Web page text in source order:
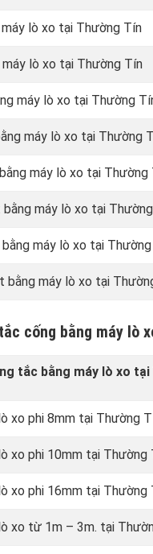
lò xo tại Thường Tín
lò xo tại Thường Tín
máy lò xo tại Thường
máy lò xo tại Thường
máy lò xo tại Thường
máy lò xo tại
máy lò xo tại
bằng máy lò xo tại
cống bằng máy lò
tắc bằng máy lò xo
xo phi 8mm tại Thường
xo phi 10mm tại Thường
xo phi 16mm tại Thường
xo từ 1m – 3m. tại